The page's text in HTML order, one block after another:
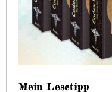
Mein Lesetipp